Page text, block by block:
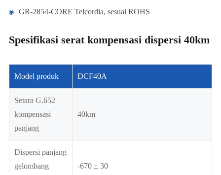
GR-2854-CORE Telcordia, sesuai ROHS
Spesifikasi serat kompensasi dispersi 40km
Model produk DCF40A
Setara G.652
kompensasi
panjang
40km
Dispersi panjang
gelombang
-670 ± 30